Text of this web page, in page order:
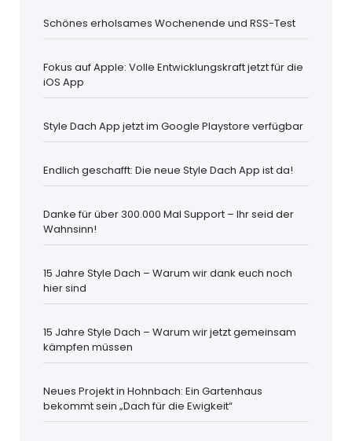
Schönes erholsames Wochenende und RSS-Test
Fokus auf Apple: Volle Entwicklungskraft jetzt für die
iOS App
Style Dach App jetzt im Google Playstore verfügbar
Endlich geschafft: Die neue Style Dach App ist da!
Danke für über 300.000 Mal Support – Ihr seid der
Wahnsinn!
15 Jahre Style Dach – Warum wir dank euch noch
hier sind
15 Jahre Style Dach – Warum wir jetzt gemeinsam
kämpfen müssen
Neues Projekt in Hohnbach: Ein Gartenhaus
bekommt sein „Dach für die Ewigkeit“